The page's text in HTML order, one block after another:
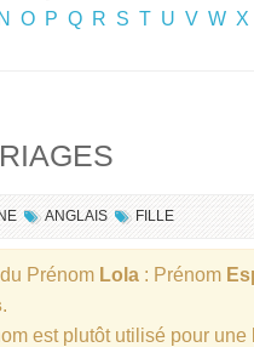
N
O P Q R S T U V W X
ANGLAIS FILLE
Prénom Lola : Prénom
.
est plutôt utilisé pour une